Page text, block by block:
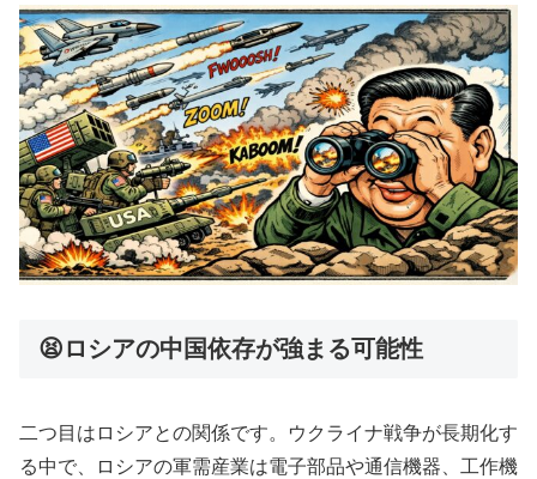
😫ロシアの中国依存が強まる可能性
二つ目はロシアとの関係です。ウクライナ戦争が長期化す
る中で、ロシアの軍需産業は電子部品や通信機器、工作機